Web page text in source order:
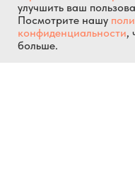
улучшить ваш
Посмотрите нашу
конфиденциальности,
больше.